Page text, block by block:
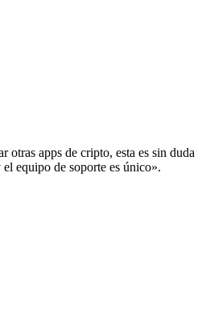
otras apps de cripto, esta es sin duda
equipo de soporte es único».